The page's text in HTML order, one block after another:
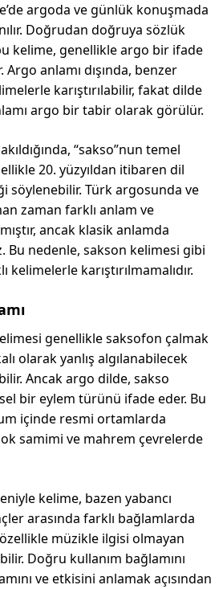
argoda ve günlük konuşmada
Doğrudan doğruya sözlük
kelime, genellikle argo bir ifade
Argo anlamı dışında, benzer
karıştırılabilir, fakat dilde
argo bir tabir olarak görülür.
“sakso”nun temel
20. yüzyıldan itibaren dil
söylenebilir. Türk argosunda ve
zaman farklı anlam ve
ancak klasik anlamda
Bu nedenle, sakson kelimesi gibi
karıştırılmamalıdır.
genellikle saksofon çalmak
olarak yanlış algılanabilecek
Ancak argo dilde, sakso
bir eylem türünü ifade eder. Bu
içinde resmi ortamlarda
samimi ve mahrem çevrelerde
kelime, bazen yabancı
arasında farklı bağlamlarda
özellikle müzikle ilgisi olmayan
Doğru kullanım bağlamını
ve etkisini anlamak açısından